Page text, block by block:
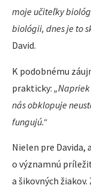
moje učiteľky
biológii, dnes je to
David.
K podobnému
prakticky:
nás obklopuje
fungujú.“
Nielen pre Davida,
o významnú
a šikovných